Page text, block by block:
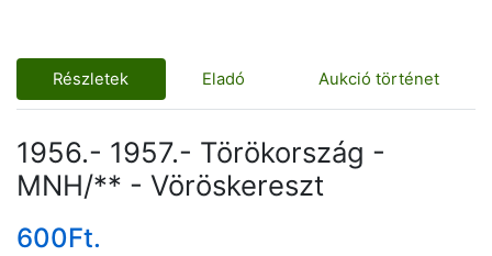
Részletek Eladó Aukció történet
1956.- 1957.- Törökország -
MNH/** - Vöröskereszt
600Ft.